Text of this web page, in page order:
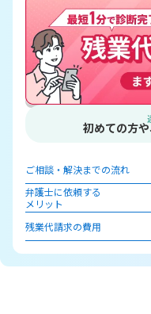
初めての方
ご相談・解決までの流れ
弁護士に依頼する
メリット
残業代請求の費用